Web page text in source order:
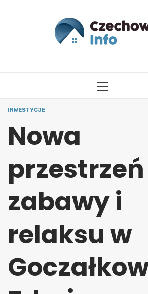
PRIMARY
INWESTYCJE
Nowa
zabawy i
relaksu w